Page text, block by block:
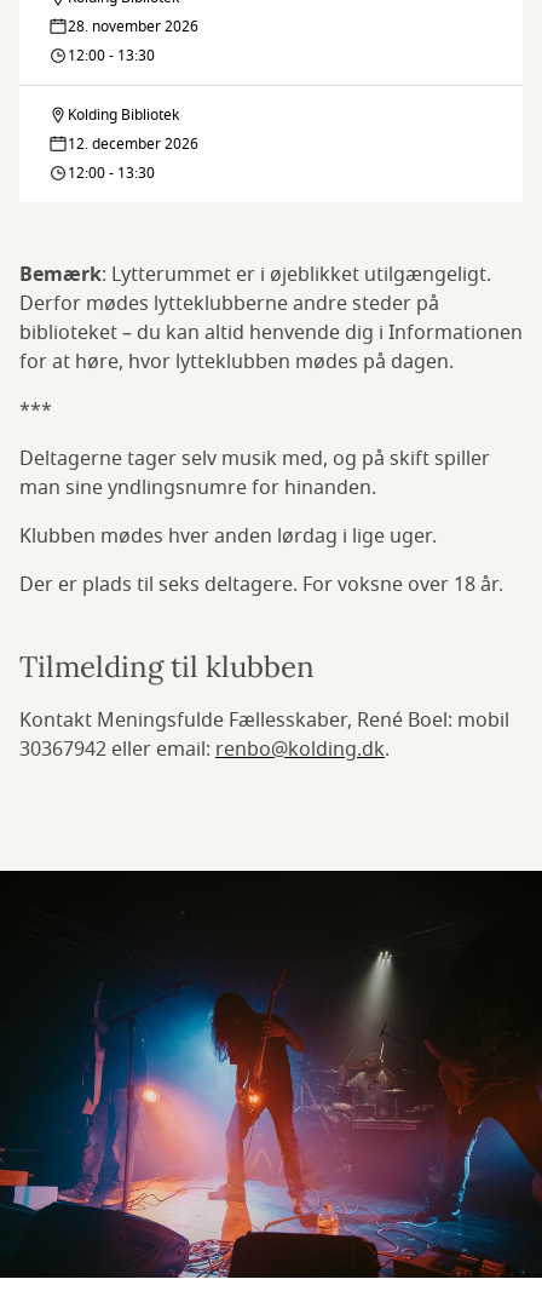
Heavy
Metal
28. november 2026
12:00 - 13:30
Heavy
Metal
Kolding Bibliotek
12. december 2026
12:00 - 13:30
Bemærk: Lytterummet er i øjeblikket utilgængeligt.
Derfor mødes lytteklubberne andre steder på
biblioteket – du kan altid henvende dig i Informationen
for at høre, hvor lytteklubben mødes på dagen.
***
Deltagerne tager selv musik med, og på skift spiller
man sine yndlingsnumre for hinanden.
Klubben mødes hver anden lørdag i lige uger.
Der er plads til seks deltagere. For voksne over 18 år.
Tilmelding til klubben
Kontakt Meningsfulde Fællesskaber, René Boel: mobil
30367942 eller email: renbo@kolding.dk.